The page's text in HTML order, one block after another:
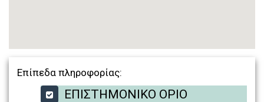
Επίπεδα πληροφορίας:
ΕΠΙΣΤΗΜΟΝΙΚΟ ΟΡΙΟ